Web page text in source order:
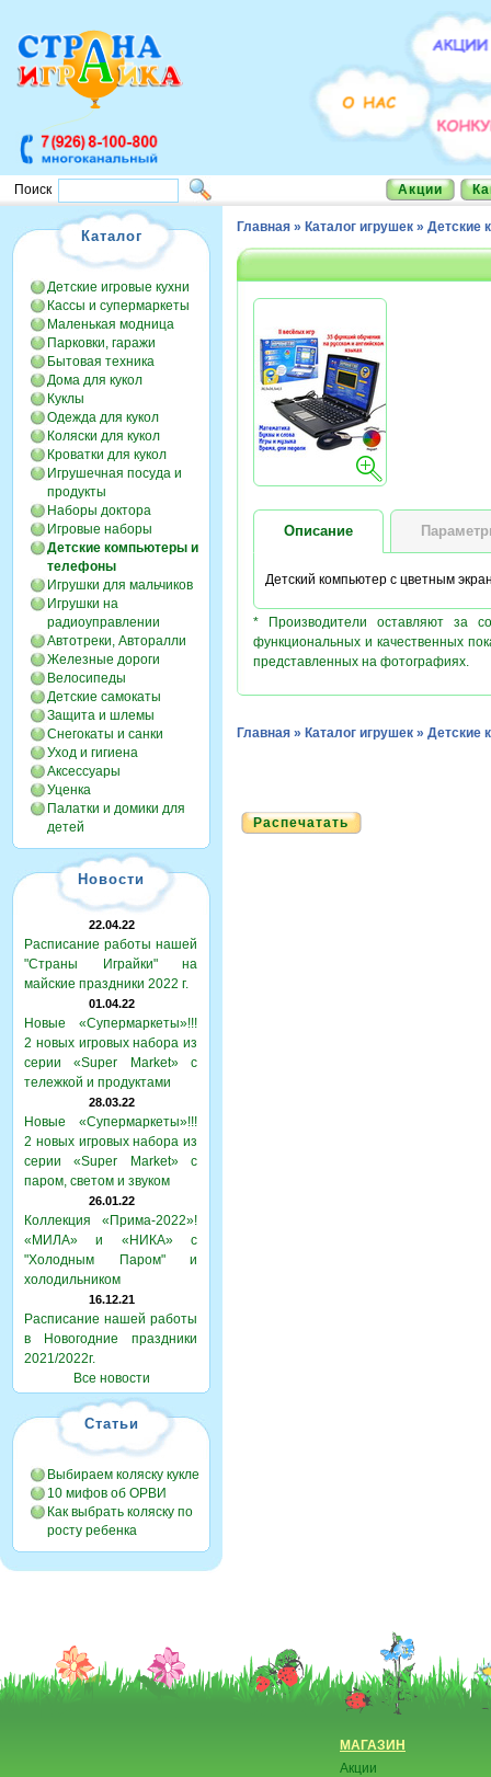
Поиск Акции
Каталог
Детские игровые кухни
Кассы и супермаркеты
Маленькая модница
Парковки, гаражи
Бытовая техника
Дома для кукол
Куклы
Одежда для кукол
Коляски для кукол
Кроватки для кукол
Игрушечная посуда и
продукты
Наборы доктора
Игровые наборы
Детские компьютеры и
телефоны
Игрушки для мальчиков
Игрушки на
радиоуправлении
Автотреки, Авторалли
Железные дороги
Велосипеды
Детские самокаты
Защита и шлемы
Снегокаты и санки
Уход и гигиена
Аксессуары
Уценка
Палатки и домики для
детей
Новости
22.04.22
Расписание работы нашей
"Страны Играйки" на
майские праздники 2022 г.
01.04.22
Новые «Супермаркеты»!!!
2 новых игровых набора из
серии «Super Market» с
тележкой и продуктами
28.03.22
Новые «Супермаркеты»!!!
2 новых игровых набора из
серии «Super Market» с
паром, светом и звуком
26.01.22
Коллекция «Прима-2022»!
«МИЛА» и «НИКА» с
"Холодным Паром" и
холодильником
16.12.21
Расписание нашей работы
в Новогодние праздники
2021/2022г.
Все новости
Статьи
Выбираем коляску кукле
10 мифов об ОРВИ
Как выбрать коляску по
росту ребенка
Главная » Каталог игрушек » Детские
Описание
Детский компьютер с цветным
* Производители оставляют за
функциональных и качественных
представленных на фотографиях.
Главная » Каталог игрушек » Детские
Распечатать
МАГАЗИН
Акции